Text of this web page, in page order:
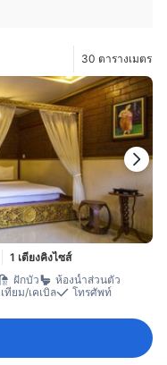
30 ตารางเมตร
1 เตียงคิงไซส์
ฝักบัว
ห้องน้ำส่วนตัว
ทียม/เคเบิล
โทรศัพท์